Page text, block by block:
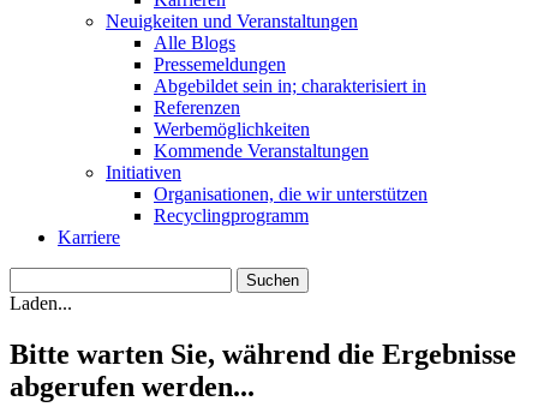
Neuigkeiten und Veranstaltungen
Alle Blogs
Pressemeldungen
Abgebildet sein in; charakterisiert in
Referenzen
Werbemöglichkeiten
Kommende Veranstaltungen
Initiativen
Organisationen, die wir unterstützen
Recyclingprogramm
Karriere
Laden...
Bitte warten Sie, während die Ergebnisse
abgerufen werden...